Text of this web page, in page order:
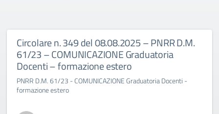
Circolare n. 349 del 08.08.2025 – PNRR D.M.
61/23 – COMUNICAZIONE Graduatoria
Docenti – formazione estero
PNRR D.M. 61/23 - COMUNICAZIONE Graduatoria Docenti -
formazione estero